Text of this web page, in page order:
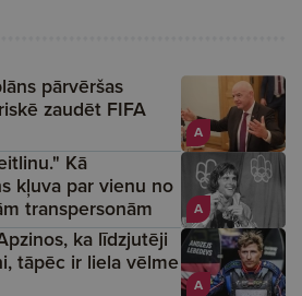
A
pārvēršas
zaudēt FIFA
A
Kā
kļuva par vienu no
transpersonām
A
ka līdzjutēji
tāpēc ir liela vēlme